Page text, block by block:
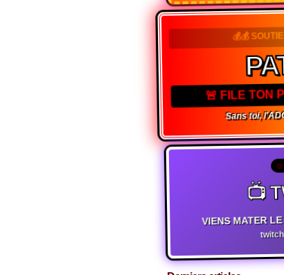
💰💰
🚨 FILE TON
Sans toi,
📺
VIENS MATER